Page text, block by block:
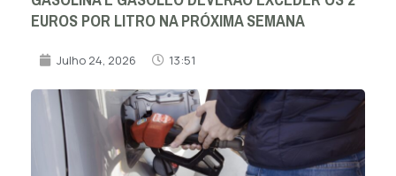
EUROS POR LITRO NA PRÓXIMA SEMANA
Julho 24, 2026 13:51